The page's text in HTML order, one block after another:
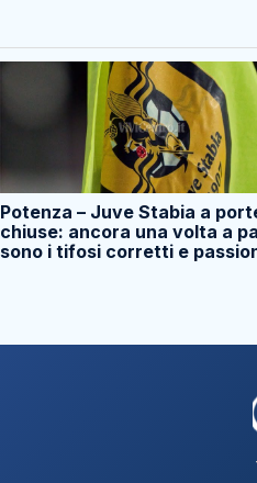
Potenza – Juve Stabia a
chiuse: ancora una volta a
sono i tifosi corretti e